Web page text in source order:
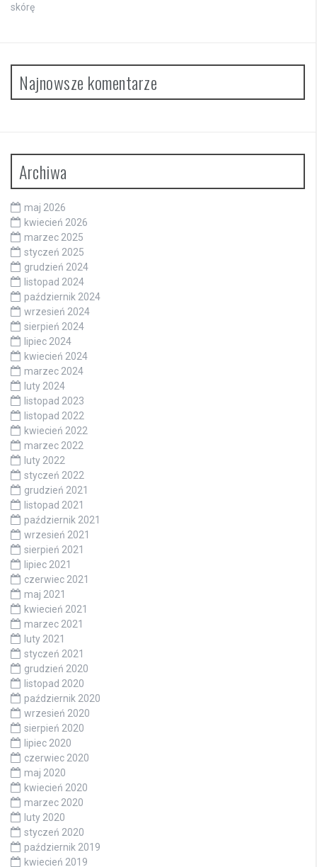
skórę
Najnowsze komentarze
Archiwa
maj 2026
kwiecień 2026
marzec 2025
styczeń 2025
grudzień 2024
listopad 2024
październik 2024
wrzesień 2024
sierpień 2024
lipiec 2024
kwiecień 2024
marzec 2024
luty 2024
listopad 2023
listopad 2022
kwiecień 2022
marzec 2022
luty 2022
styczeń 2022
grudzień 2021
listopad 2021
październik 2021
wrzesień 2021
sierpień 2021
lipiec 2021
czerwiec 2021
maj 2021
kwiecień 2021
marzec 2021
luty 2021
styczeń 2021
grudzień 2020
listopad 2020
październik 2020
wrzesień 2020
sierpień 2020
lipiec 2020
czerwiec 2020
maj 2020
kwiecień 2020
marzec 2020
luty 2020
styczeń 2020
październik 2019
kwiecień 2019